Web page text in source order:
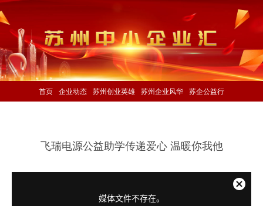
首页 企业动态 苏州创业英雄 苏州企业风华 苏企公益行
飞瑞电源公益助学传递爱心 温暖你我他
媒体文件不存在。
关